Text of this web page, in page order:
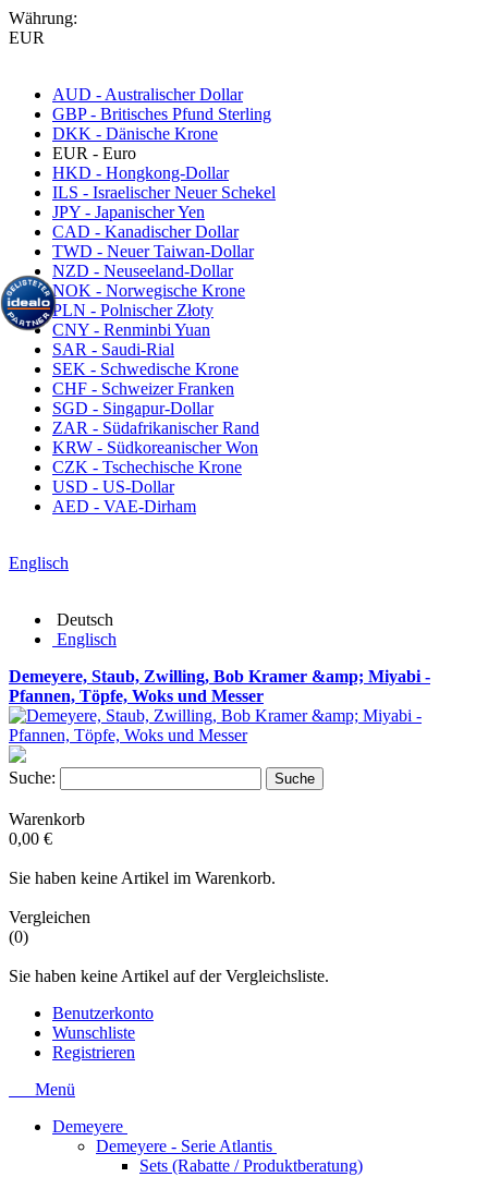
Währung:
EUR
AUD - Australischer Dollar
GBP - Britisches Pfund Sterling
DKK - Dänische Krone
EUR - Euro
HKD - Hongkong-Dollar
ILS - Israelischer Neuer Schekel
JPY - Japanischer Yen
CAD - Kanadischer Dollar
TWD - Neuer Taiwan-Dollar
NZD - Neuseeland-Dollar
NOK - Norwegische Krone
PLN - Polnischer Złoty
CNY - Renminbi Yuan
SAR - Saudi-Rial
SEK - Schwedische Krone
CHF - Schweizer Franken
SGD - Singapur-Dollar
ZAR - Südafrikanischer Rand
KRW - Südkoreanischer Won
CZK - Tschechische Krone
USD - US-Dollar
AED - VAE-Dirham
Englisch
Deutsch
Englisch
Demeyere, Staub, Zwilling, Bob Kramer &amp; Miyabi -
Pfannen, Töpfe, Woks und Messer
Suche: Suche
Warenkorb
0,00 €
Sie haben keine Artikel im Warenkorb.
Vergleichen
(0)
Sie haben keine Artikel auf der Vergleichsliste.
Benutzerkonto
Wunschliste
Registrieren
Menü
Demeyere
Demeyere - Serie Atlantis
Sets (Rabatte / Produktberatung)